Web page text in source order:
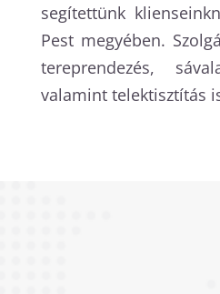
segítettünk
Pest megyében.
tereprendezés,
valamint telektisztítás